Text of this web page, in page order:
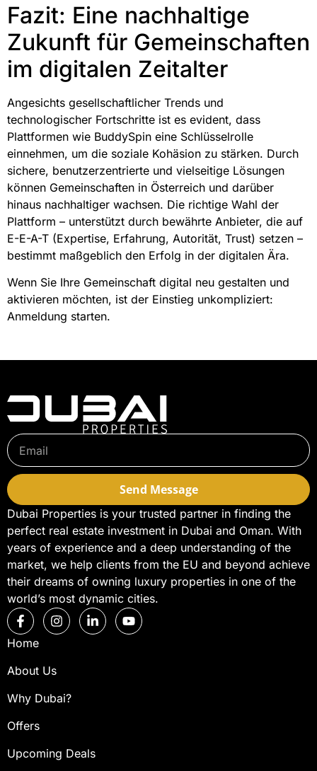
Fazit: Eine nachhaltige
Zukunft für Gemeinschaften
im digitalen Zeitalter
Angesichts gesellschaftlicher Trends und
technologischer Fortschritte ist es evident, dass
Plattformen wie BuddySpin eine Schlüsselrolle
einnehmen, um die soziale Kohäsion zu stärken. Durch
sichere, benutzerzentrierte und vielseitige Lösungen
können Gemeinschaften in Österreich und darüber
hinaus nachhaltiger wachsen. Die richtige Wahl der
Plattform – unterstützt durch bewährte Anbieter, die auf
E-E-A-T (Expertise, Erfahrung, Autorität, Trust) setzen –
bestimmt maßgeblich den Erfolg in der digitalen Ära.
Wenn Sie Ihre Gemeinschaft digital neu gestalten und
aktivieren möchten, ist der Einstieg unkompliziert:
Anmeldung starten.
Send Message
Dubai Properties is your trusted partner in finding the
perfect real estate investment in Dubai and Oman. With
years of experience and a deep understanding of the
market, we help clients from the EU and beyond achieve
their dreams of owning luxury properties in one of the
world’s most dynamic cities.
Home
About Us
Why Dubai?
Offers
Upcoming Deals